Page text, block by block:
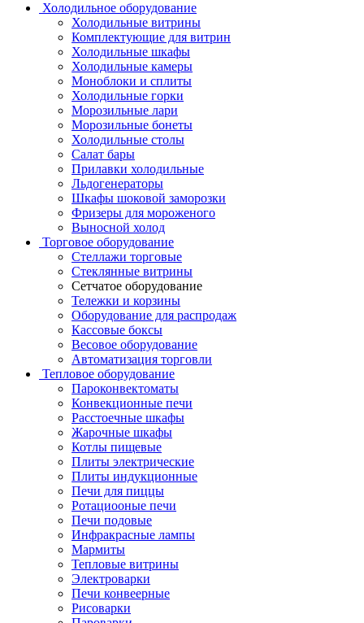
Холодильное оборудование
Холодильные витрины
Комплектующие для витрин
Холодильные шкафы
Холодильные камеры
Моноблоки и сплиты
Холодильные горки
Морозильные лари
Морозильные бонеты
Холодильные столы
Салат бары
Прилавки холодильные
Льдогенераторы
Шкафы шоковой заморозки
Фризеры для мороженого
Выносной холод
Торговое оборудование
Стеллажи торговые
Стеклянные витрины
Сетчатое оборудование
Тележки и корзины
Оборудование для распродаж
Кассовые боксы
Весовое оборудование
Автоматизация торговли
Тепловое оборудование
Пароконвектоматы
Конвекционные печи
Расстоечные шкафы
Жарочные шкафы
Котлы пищевые
Плиты электрические
Плиты индукционные
Печи для пиццы
Ротациооные печи
Печи подовые
Инфракрасные лампы
Мармиты
Тепловые витрины
Электроварки
Печи конвеерные
Рисоварки